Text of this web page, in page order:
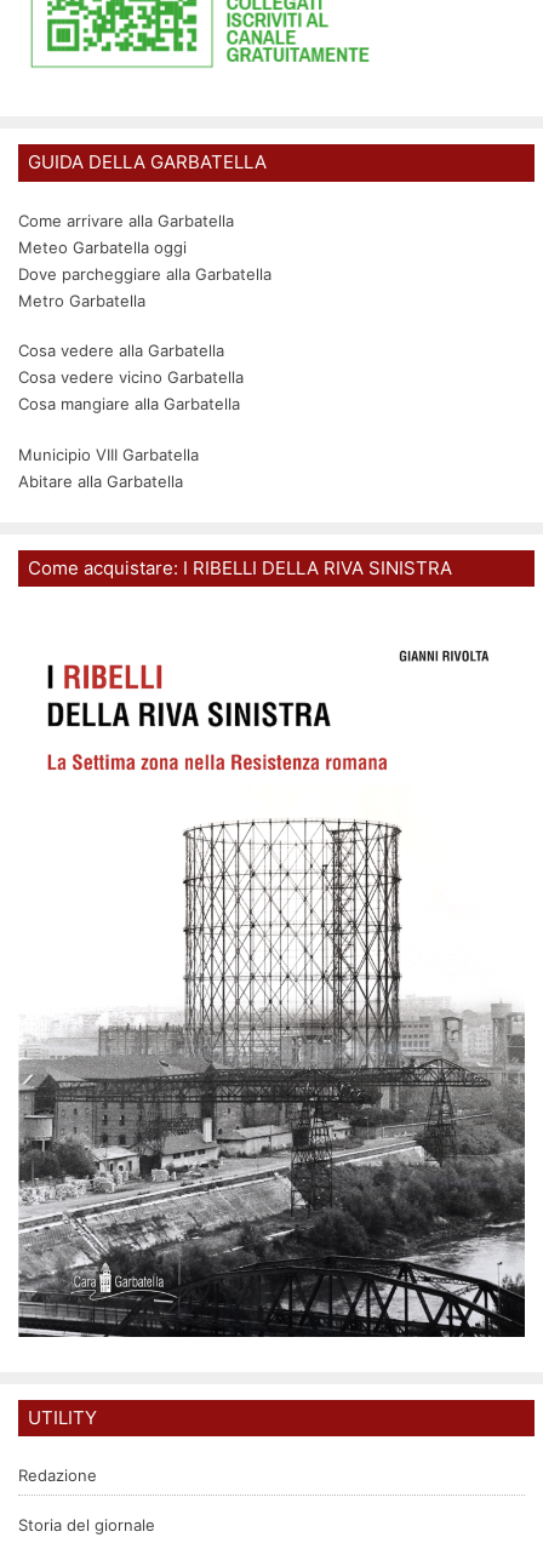
GUIDA DELLA GARBATELLA
Come arrivare alla Garbatella
Meteo Garbatella oggi
Dove parcheggiare alla Garbatella
Metro Garbatella
Cosa vedere alla Garbatella
Cosa vedere vicino Garbatella
Cosa mangiare alla Garbatella
Municipio VIII Garbatella
Abitare alla Garbatella
Come acquistare: I RIBELLI DELLA RIVA SINISTRA
UTILITY
Redazione
Storia del giornale